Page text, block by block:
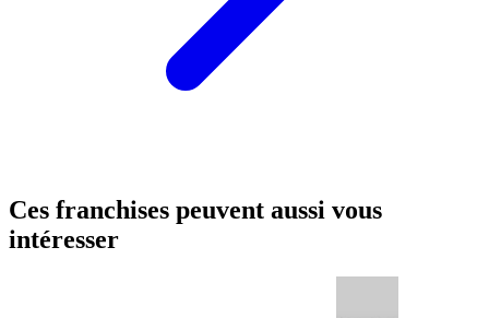
Ces franchises peuvent aussi vous
intéresser